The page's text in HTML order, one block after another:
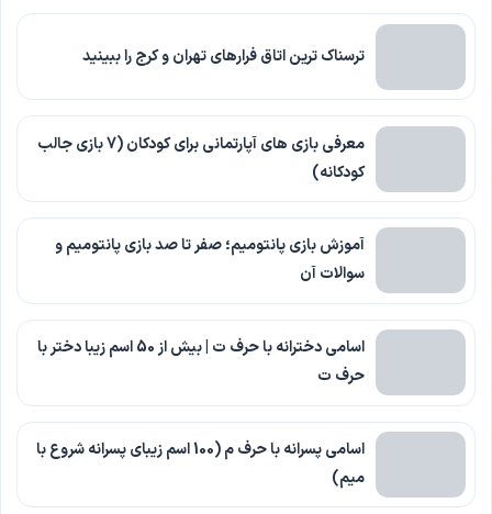
ترسناک ترین اتاق فرارهای تهران و کرج را ببینید
معرفی بازی های آپارتمانی برای کودکان (7 بازی جالب
کودکانه)
آموزش بازی پانتومیم؛ صفر تا صد بازی پانتومیم و
سوالات آن
اسامی دخترانه با حرف ت | بیش از 50 اسم زیبا دختر با
حرف ت
اسامی پسرانه با حرف م (100 اسم زیبای پسرانه شروع با
میم)